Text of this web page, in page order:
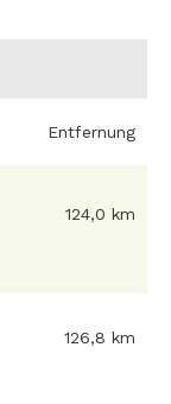
Entfernung
124,0 km
126,8 km